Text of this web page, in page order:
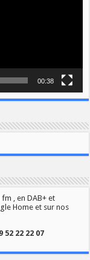
00:38
, en DAB+ et
Home et sur nos
52 22 22 07